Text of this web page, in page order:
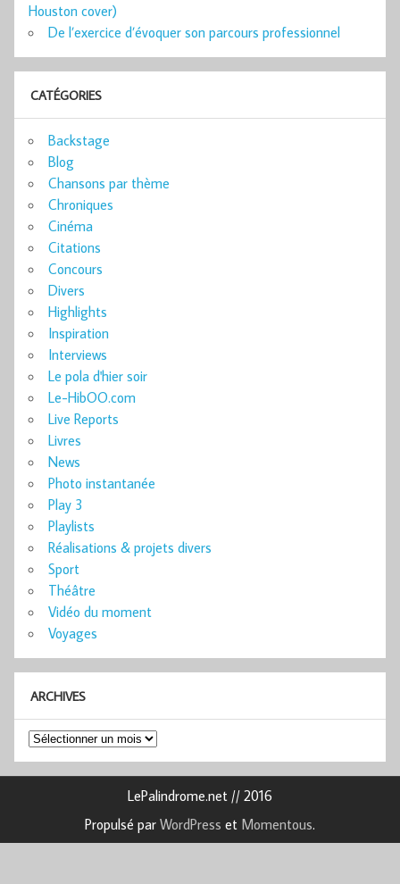
Houston cover)
De l’exercice d’évoquer son parcours professionnel
CATÉGORIES
Backstage
Blog
Chansons par thème
Chroniques
Cinéma
Citations
Concours
Divers
Highlights
Inspiration
Interviews
Le pola d'hier soir
Le-HibOO.com
Live Reports
Livres
News
Photo instantanée
Play 3
Playlists
Réalisations & projets divers
Sport
Théâtre
Vidéo du moment
Voyages
ARCHIVES
Archives
LePalindrome.net // 2016
Propulsé par WordPress et Momentous.